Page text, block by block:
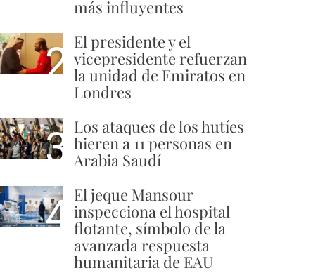
más influyentes
2 El presidente y el
vicepresidente refuerzan
la unidad de Emiratos en
Londres
3 Los ataques de los hutíes
hieren a 11 personas en
Arabia Saudí
4 El jeque Mansour
inspecciona el hospital
flotante, símbolo de la
avanzada respuesta
humanitaria de EAU